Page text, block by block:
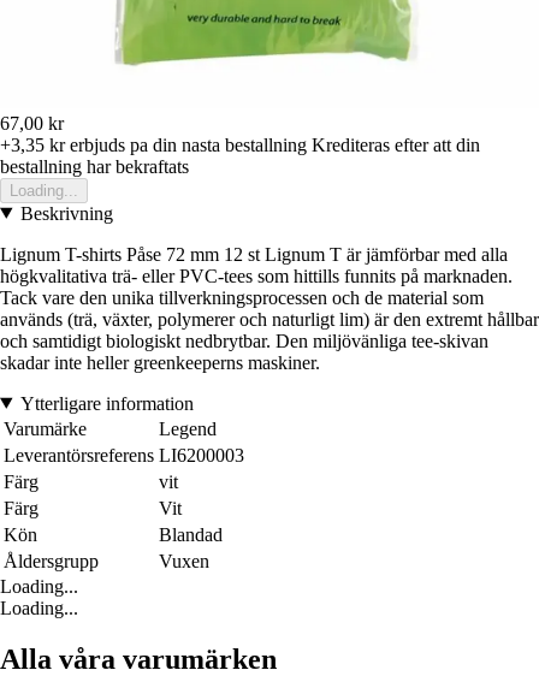
67,00 kr
+3,35 krerbjuds pa din nasta bestallning Krediteras efter att din
bestallning har bekraftats
Loading...
Beskrivning
Lignum T-shirts Påse 72 mm 12 st Lignum T är jämförbar med alla
högkvalitativa trä- eller PVC-tees som hittills funnits på marknaden.
Tack vare den unika tillverkningsprocessen och de material som
används (trä, växter, polymerer och naturligt lim) är den extremt hållbar
och samtidigt biologiskt nedbrytbar. Den miljövänliga tee-skivan
skadar inte heller greenkeeperns maskiner.
Ytterligare information
Varumärke
Legend
Leverantörsreferens LI6200003
Färg
vit
Färg
Vit
Kön
Blandad
Åldersgrupp
Vuxen
Loading...
Loading...
Alla våra varumärken